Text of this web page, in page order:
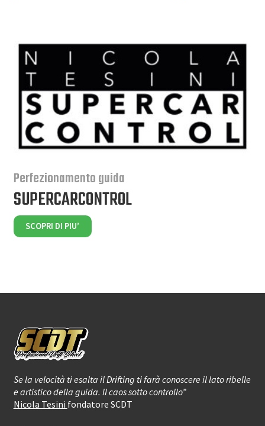
Perfezionamento guida
SUPERCARCONTROL
SCOPRI DI PIU’
Se la velocità ti esalta il Drifting ti farà conoscere il lato ribelle
e artistico della guida. Il caos sotto controllo”
Nicola Tesini fondatore SCDT